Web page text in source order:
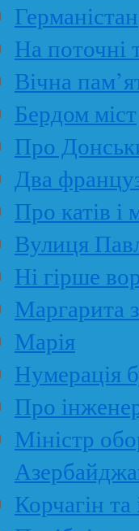
Германістан
На поточні
Вічна
Бердом міст
Про
Два
Про катів і
Вулиця
Ні гірше
Маргарита
Марія
Нумерація
Про
Міністр
Корчагін та